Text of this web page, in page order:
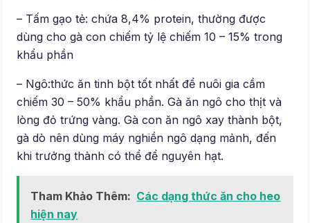
– Tấm gạo tẻ: chứa 8,4% protein, thường được
dùng cho gà con chiếm tỷ lệ chiếm 10 – 15% trong
khẩu phần
– Ngô:thức ăn tinh bột tốt nhất để nuôi gia cầm
chiếm 30 – 50% khẩu phần. Gà ăn ngô cho thịt và
lòng đỏ trứng vàng. Gà con ăn ngô xay thành bột,
gà dò nên dùng máy nghiền ngô dạng mảnh, đến
khi trưởng thành có thể để nguyên hạt.
Tham Khảo Thêm: Các dạng thức ăn cho heo
hiện nay